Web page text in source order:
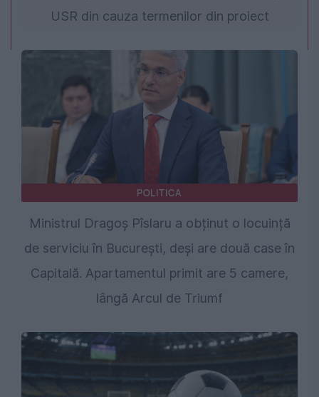
USR din cauza termenilor din proiect
POLITICA
Ministrul Dragoș Pîslaru a obținut o locuință
de serviciu în București, deși are două case în
Capitală. Apartamentul primit are 5 camere,
lângă Arcul de Triumf